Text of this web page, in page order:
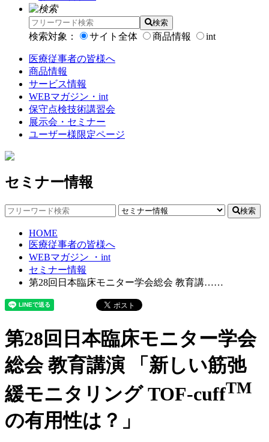
検索
検索対象： サイト全体 商品情報 int
医療従事者の皆様へ
商品情報
サービス情報
WEBマガジン・int
保守点検技術講習会
展示会・セミナー
ユーザー様限定ページ
セミナー情報
検索
HOME
医療従事者の皆様へ
WEBマガジン ・int
セミナー情報
第28回日本臨床モニター学会総会 教育講……
第28回日本臨床モニター学会
総会 教育講演 「新しい筋弛
緩モニタリング TOF-cuffTM
の有用性は？」